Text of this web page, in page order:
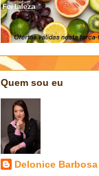
Quem sou eu
Delonice Barbosa